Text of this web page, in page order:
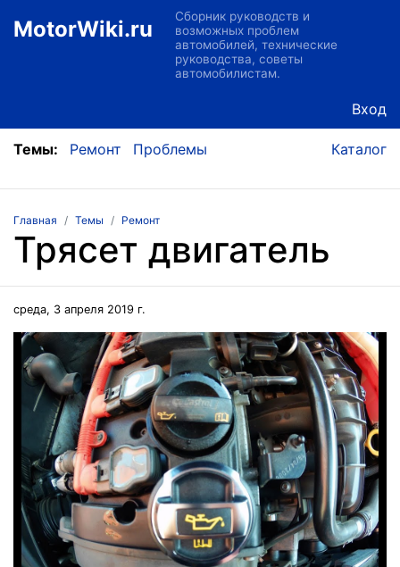
MotorWiki.ru
Сборник руководств и
возможных проблем
автомобилей, технические
руководства, советы
автомобилистам.
Вход
Темы: Ремонт Проблемы Каталог
Главная Темы Ремонт
Трясет двигатель
среда, 3 апреля 2019 г.